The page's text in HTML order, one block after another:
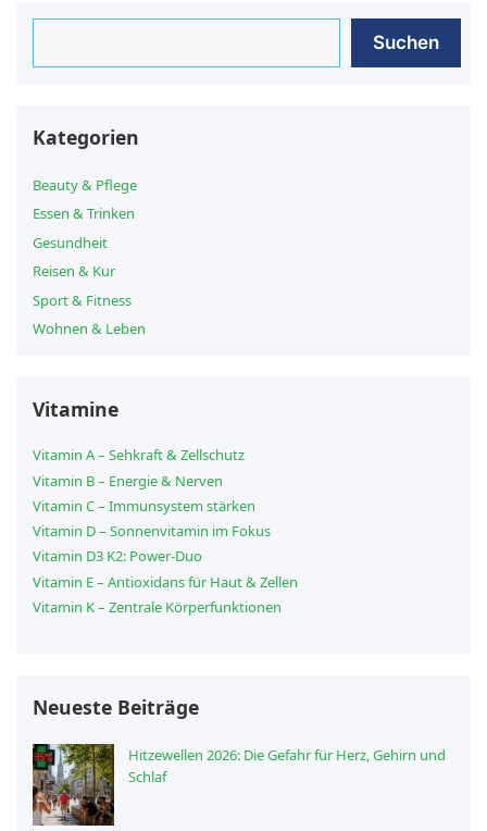
Suchen
Kategorien
Beauty & Pflege
Essen & Trinken
Gesundheit
Reisen & Kur
Sport & Fitness
Wohnen & Leben
Vitamine
Vitamin A – Sehkraft & Zellschutz
Vitamin B – Energie & Nerven
Vitamin C – Immunsystem stärken
Vitamin D – Sonnenvitamin im Fokus
Vitamin D3 K2: Power-Duo
Vitamin E – Antioxidans für Haut & Zellen
Vitamin K – Zentrale Körperfunktionen
Neueste Beiträge
Hitzewellen 2026: Die Gefahr für Herz, Gehirn und
Schlaf